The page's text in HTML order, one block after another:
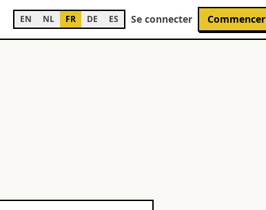
EN NL FR DE ES Se connecter Commencer